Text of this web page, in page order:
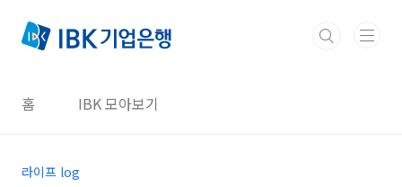
홈 IBK 모아보기
라이프 log